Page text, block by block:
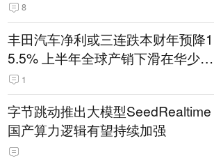
8
丰田汽车净利或三连跌本财年预降1
5.5% 上半年全球产销下滑在华少卖
14.3万辆
1
字节跳动推出大模型SeedRealtime
国产算力逻辑有望持续加强